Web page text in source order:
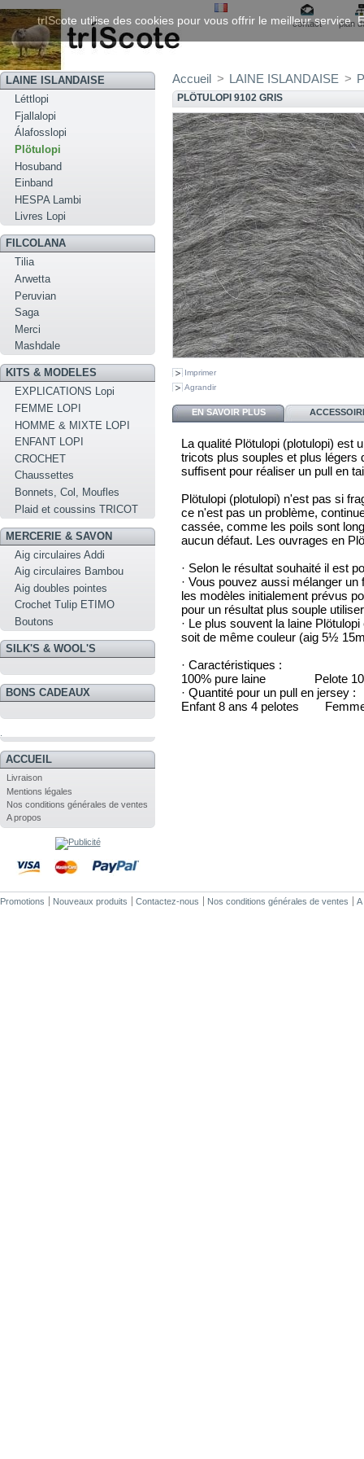
contact plan
LAINE ISLANDAISE
Léttlopi
Fjallalopi
Álafosslopi
Plötulopi
Hosuband
Einband
HESPA Lambi
Livres Lopi
FILCOLANA
Tilia
Arwetta
Peruvian
Saga
Merci
Mashdale
KITS & MODELES
EXPLICATIONS Lopi
FEMME LOPI
HOMME & MIXTE LOPI
ENFANT LOPI
CROCHET
Chaussettes
Bonnets, Col, Moufles
Plaid et coussins TRICOT
MERCERIE & SAVON
Aig circulaires Addi
Aig circulaires Bambou
Aig doubles pointes
Crochet Tulip ETIMO
Boutons
SILK'S & WOOL'S
BONS CADEAUX
ACCUEIL
Livraison
Mentions légales
Nos conditions générales de ventes
A propos
Accueil > LAINE ISLANDAISE >
PLÖTULOPI 9102 GRIS
Imprimer
Agrandir
EN SAVOIR PLUS
La qualité Plötulopi (plotulopi) est
tricots plus souples et plus légers
suffisent pour réaliser un pull en
Plötulopi (plotulopi) n'est pas si
ce n'est pas un problème,
cassée, comme les poils sont
aucun défaut. Les ouvrages en
· Selon le résultat souhaité il est
· Vous pouvez aussi mélanger
les modèles initialement prévus
pour un résultat plus souple
· Le plus souvent la laine
soit de même couleur (aig 5½
· Caractéristiques :
100% pure laine Pelote
· Quantité pour un pull en jersey :
Enfant 8 ans 4 pelotes
Promotions Nouveaux produits Contactez-nous Nos conditions générales de ventes A
trIScote utilise des cookies pour vous offrir le meilleur